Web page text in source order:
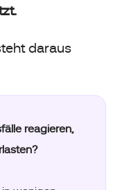
daraus
reagieren,